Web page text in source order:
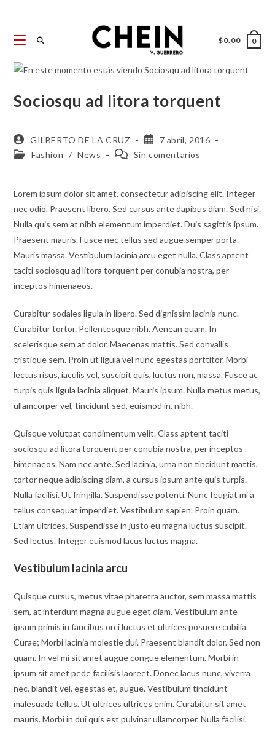
contenido
$0.00 0
Sociosqu ad litora torquent
Autor
de
GILBERTO DE LA CRUZ
Publicación
7 abril, 2016
Categoría
entrada:
Fashion / News
Comentarios
entrada:
Sin comentarios
Lorem ipsum dolor sit amet, consectetur adipiscing elit. Integer
nec odio. Praesent libero. Sed cursus ante dapibus diam. Sed nisi.
Nulla quis sem at nibh elementum imperdiet. Duis sagittis ipsum.
Praesent mauris. Fusce nec tellus sed augue semper porta.
Mauris massa. Vestibulum lacinia arcu eget nulla. Class aptent
taciti sociosqu ad litora torquent per conubia nostra, per
inceptos himenaeos.
Curabitur sodales ligula in libero. Sed dignissim lacinia nunc.
Curabitur tortor. Pellentesque nibh. Aenean quam. In
scelerisque sem at dolor. Maecenas mattis. Sed convallis
tristique sem. Proin ut ligula vel nunc egestas porttitor. Morbi
lectus risus, iaculis vel, suscipit quis, luctus non, massa. Fusce ac
turpis quis ligula lacinia aliquet. Mauris ipsum. Nulla metus metus,
ullamcorper vel, tincidunt sed, euismod in, nibh.
Quisque volutpat condimentum velit. Class aptent taciti
sociosqu ad litora torquent per conubia nostra, per inceptos
himenaeos. Nam nec ante. Sed lacinia, urna non tincidunt mattis,
tortor neque adipiscing diam, a cursus ipsum ante quis turpis.
Nulla facilisi. Ut fringilla. Suspendisse potenti. Nunc feugiat mi a
tellus consequat imperdiet. Vestibulum sapien. Proin quam.
Etiam ultrices. Suspendisse in justo eu magna luctus suscipit.
Sed lectus. Integer euismod lacus luctus magna.
Vestibulum lacinia arcu
Quisque cursus, metus vitae pharetra auctor, sem massa mattis
sem, at interdum magna augue eget diam. Vestibulum ante
ipsum primis in faucibus orci luctus et ultrices posuere cubilia
Curae; Morbi lacinia molestie dui. Praesent blandit dolor. Sed non
quam. In vel mi sit amet augue congue elementum. Morbi in
ipsum sit amet pede facilisis laoreet. Donec lacus nunc, viverra
nec, blandit vel, egestas et, augue. Vestibulum tincidunt
malesuada tellus. Ut ultrices ultrices enim. Curabitur sit amet
mauris. Morbi in dui quis est pulvinar ullamcorper. Nulla facilisi.